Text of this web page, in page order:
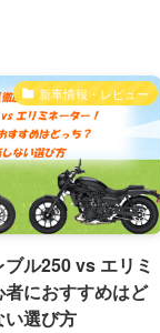
新車情報・レビュー
ブル250 vs エリミ
におすすめはど
い選び方